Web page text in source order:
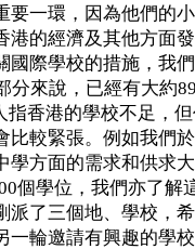
要一環，因為他們的
港的經濟及其他方面
國際學校的措施，我
分來說，已經有大約
指香港的學校不足，
比較緊張。例如我們
學方面的需求和供求
個學位，我們亦了解
派了三個地、學校，
一輪邀請有興趣的學